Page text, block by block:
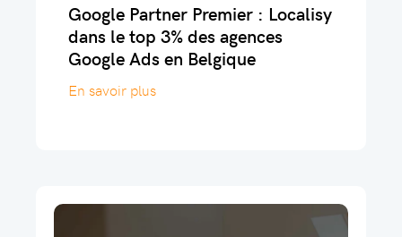
Google Partner Premier : Localisy
dans le top 3% des agences
Google Ads en Belgique
En savoir plus